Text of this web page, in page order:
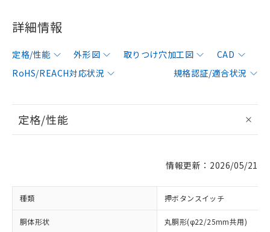
詳細情報
定格/性能 外形図 取りつけ穴加工図
CAD
RoHS/REACH対応状況
規格認証/適合状況
定格/性能
情報更新：2026/05/21
種類 押ボタンスイッチ
胴体形状 丸胴形(φ22/25mm共用)